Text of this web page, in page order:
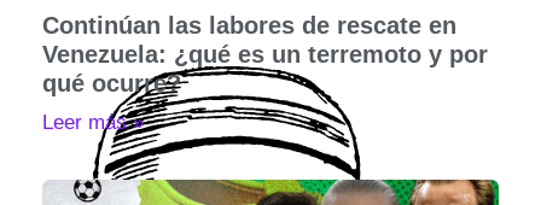
Continúan las labores de rescate en
Venezuela: ¿qué es un terremoto y por
qué ocurre?
Leer más »